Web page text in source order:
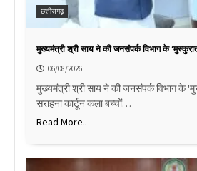
छत्तीसगढ़
मुख्यमंत्री श्री साय ने की जनसंपर्क विभाग के
06/08/2026
मुख्यमंत्री श्री साय ने की जनसंपर्क विभाग के
सराहना कार्टून कला बच्चों…
Read More..